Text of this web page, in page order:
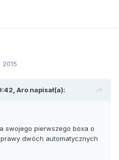
2015
Aro napisał(a):
swojego pierwszego boxa o
dwóch automatycznych